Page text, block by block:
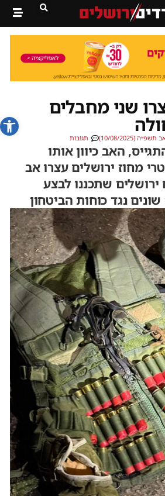
פתח
שני מחבלים
(10/08/2025) תגובות
האב כיוון אותו
מחוז ירושלים עצרו אב
ירושלים שתכננו לבצע
נגד כוחות הביטחון